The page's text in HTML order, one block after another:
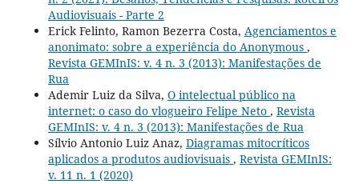
Audiovisuais - Parte 2
Erick Felinto, Ramon Bezerra Costa, Agenciamentos e
anonimato: sobre a experiência do Anonymous ,
Revista GEMInIS: v. 4 n. 3 (2013): Manifestações de
Rua
Ademir Luiz da Silva, O intelectual público na
internet: o caso do vlogueiro Felipe Neto , Revista
GEMInIS: v. 4 n. 3 (2013): Manifestações de Rua
Sílvio Antonio Luiz Anaz, Diagramas mitocríticos
aplicados a produtos audiovisuais , Revista GEMInIS:
v. 11 n. 1 (2020)